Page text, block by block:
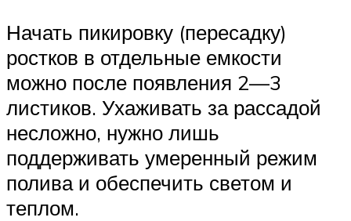
Начать пикировку (пересадку)
ростков в отдельные емкости
можно после появления 2—3
листиков. Ухаживать за рассадой
несложно, нужно лишь
поддерживать умеренный режим
полива и обеспечить светом и
теплом.